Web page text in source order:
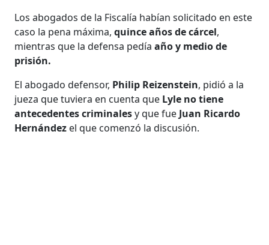
Los abogados de la Fiscalía habían solicitado en este
caso la pena máxima, quince años de cárcel,
mientras que la defensa pedíaaño y medio de
prisión.
El abogado defensor, Philip Reizenstein, pidió a la
jueza que tuviera en cuenta que Lyle no tiene
antecedentes criminalesy que fue Juan Ricardo
Hernández el que comenzó la discusión.